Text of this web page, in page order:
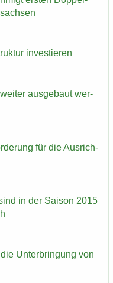
in­ves­tie­ren
aus­ge­baut wer­
für die Aus­rich­
in der Sai­son 2015
Un­ter­brin­gung von